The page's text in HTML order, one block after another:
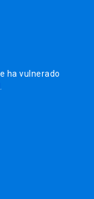
ha vulnerado